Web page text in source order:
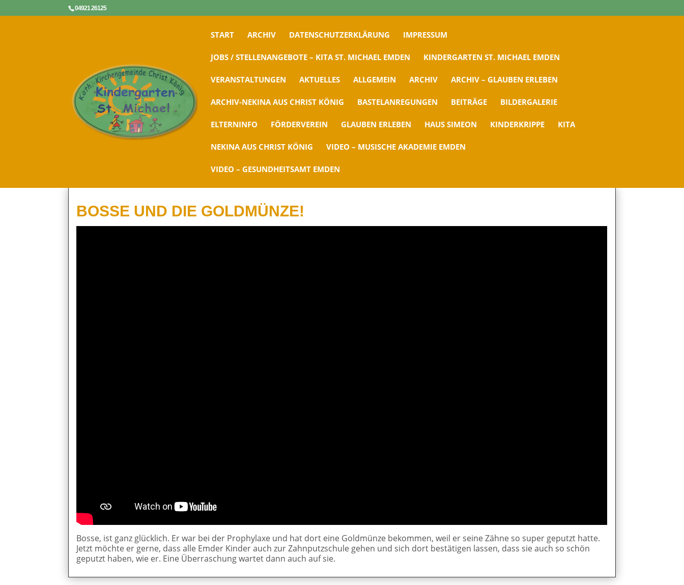
04921 26125
START ARCHIV DATENSCHUTZERKLÄRUNG IMPRESSUM
JOBS / STELLENANGEBOTE – KITA ST. MICHAEL EMDEN KINDERGARTEN ST. MICHAEL EMDEN
VERANSTALTUNGEN AKTUELLES ALLGEMEIN ARCHIV ARCHIV – GLAUBEN ERLEBEN
ARCHIV-NEKINA AUS CHRIST KÖNIG BASTELANREGUNGEN BEITRÄGE BILDERGALERIE
ELTERNINFO FÖRDERVEREIN GLAUBEN ERLEBEN HAUS SIMEON KINDERKRIPPE KITA
NEKINA AUS CHRIST KÖNIG VIDEO – MUSISCHE AKADEMIE EMDEN
VIDEO – GESUNDHEITSAMT EMDEN
BOSSE UND DIE GOLDMÜNZE!
Bosse, ist ganz glücklich. Er war bei der Prophylaxe und hat dort eine Goldmünze bekommen, weil er seine Zähne so super geputzt hatte.
Jetzt möchte er gerne, dass alle Emder Kinder auch zur Zahnputzschule gehen und sich dort bestätigen lassen, dass sie auch so schön
geputzt haben, wie er. Eine Überraschung wartet dann auch auf sie.